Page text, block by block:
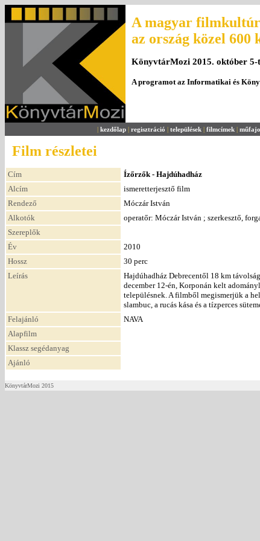
A magyar
az ország közel 600
KönyvtárMozi 2015. október 5-
A programot az Informatikai és
| kezdőlap | regisztráció | települések | filmcímek |
Film részletei
Cím
Ízőrzők - Hajdúhadház
Alcím
ismeretterjesztő film
Rendező
Móczár István
Alkotók
operatőr: Móczár István ; szerkesztő,
Szereplők
Év
2010
Hossz
30 perc
Leírás
Hajdúhadház Debrecentől 18 km
december 12-én, Korponán kelt
településnek. A filmből megismerjük a
slambuc, a rucás kása és a tízperces
Felajánló
NAVA
Alapfilm
Klassz segédanyag
Ajánló
KönyvtárMozi 2015